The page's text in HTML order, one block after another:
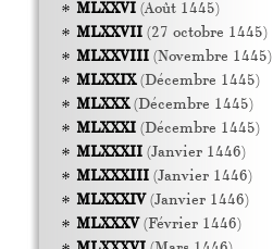
MLXXVI(Août 1445)
MLXXVII(27 octobre 1445)
MLXXVIII(Novembre 1445)
MLXXIX(Décembre 1445)
MLXXX(Décembre 1445)
MLXXXI(Décembre 1445)
MLXXXII(Janvier 1446)
MLXXXIII(Janvier 1446)
MLXXXIV(Janvier 1446)
MLXXXV(Février 1446)